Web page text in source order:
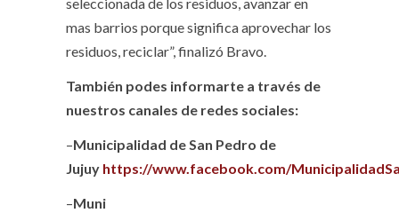
mas barrios porque significa aprovechar los
residuos, reciclar”, finalizó Bravo.
También podes informarte a través de
nuestros canales de redes sociales:
–Municipalidad de San Pedro de
Jujuy https://www.facebook.com/
–Muni